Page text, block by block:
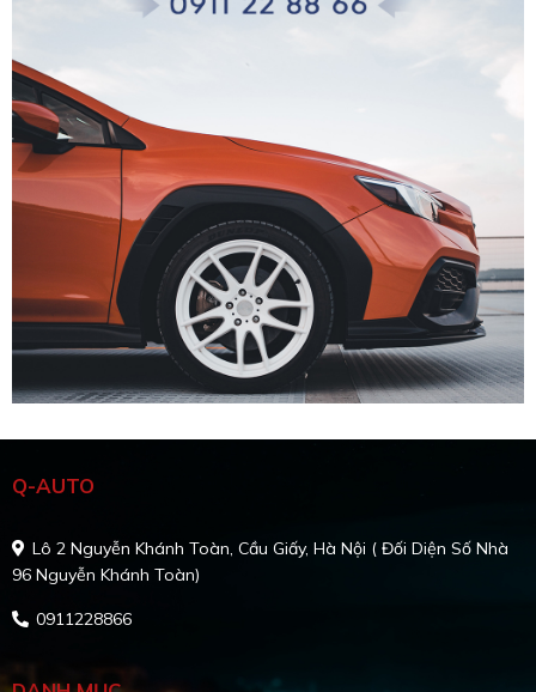
Q-AUTO
Lô 2 Nguyễn Khánh Toàn, Cầu Giấy, Hà Nội ( Đối Diện Số Nhà
96 Nguyễn Khánh Toàn)
0911228866